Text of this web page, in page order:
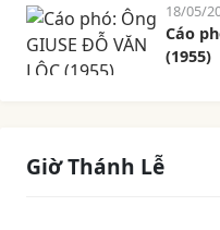
18/05/
Cáo
(1955)
Giờ Thánh Lễ